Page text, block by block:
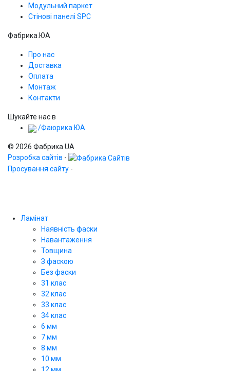
Модульний паркет
Стінові панелі SPС
Фабрика.ЮА
Про нас
Доставка
Оплата
Монтаж
Контакти
Шукайте нас в
/Фаюрика.ЮА
© 2026 Фабрика.UA
Розробка сайтів -
Просування сайту -
Ламінат
Наявність фаски
Навантаження
Товщина
З фаскою
Без фаски
31 клас
32 клас
33 клас
34 клас
6 мм
7 мм
8 мм
10 мм